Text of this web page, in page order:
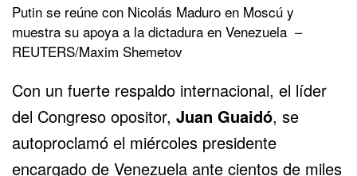
Putin se reúne con Nicolás Maduro en Moscú y
muestra su apoya a la dictadura en Venezuela –
REUTERS/Maxim Shemetov
Con un fuerte respaldo internacional, el líder
del Congreso opositor, Juan Guaidó, se
autoproclamó el miércoles presidente
encargado de Venezuela ante cientos de miles